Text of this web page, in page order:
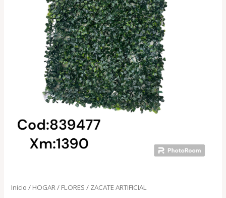
Inicio / HOGAR / FLORES / ZACATE ARTIFICIAL